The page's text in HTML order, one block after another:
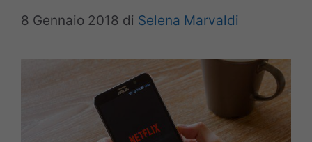
8 Gennaio 2018 di Selena Marvaldi